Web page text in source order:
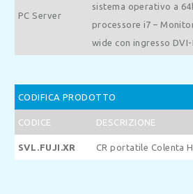
PC Server
sistema operativo a
processore i7 –
wide con ingresso DVI-
CODIFICA PRODOTTO
CODICE DESCRIZIONE
SVL.FUJI.XR CR portatile Colenta